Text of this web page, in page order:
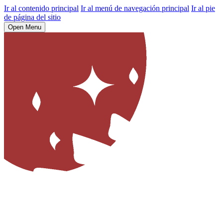
Ir al contenido principal Ir al menú de navegación principal Ir al pie
de página del sitio
Open Menu